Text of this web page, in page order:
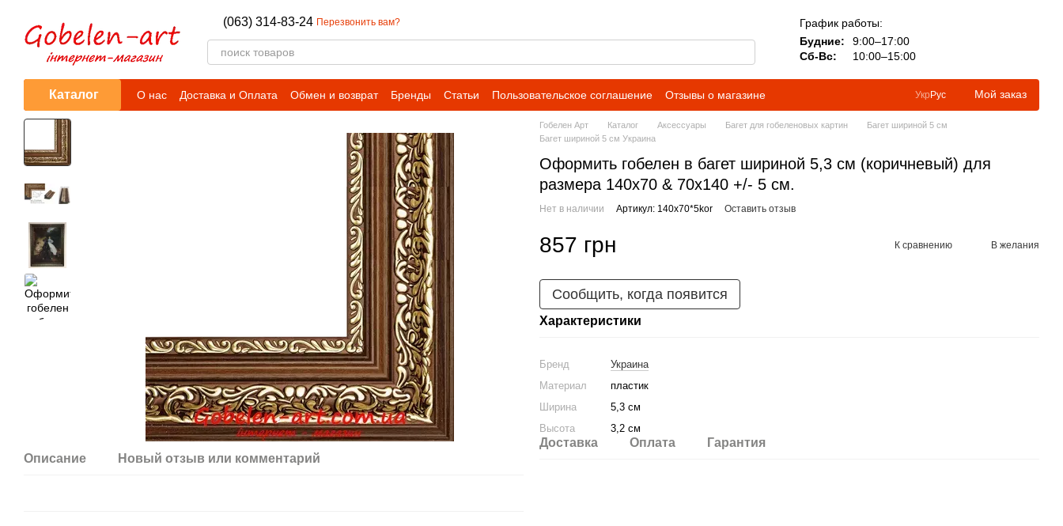
(063) 314-83-24 Перезвонить вам?
График работы:
Будние:
9:00–17:00
Сб-Вс:
10:00–15:00
Каталог О нас Доставка и Оплата Обмен и возврат Бренды Статьи Пользовательское соглашение
Отзывы о магазине
Контактная информация
Укр Рус Мой заказ
Описание Новый отзыв или комментарий
Гобелен Арт Каталог Аксессуары Багет для гобеленовых картин
Багет шириной 5 см
Багет шириной 5 см Украина
Оформить гобелен в багет шириной 5,3 см (коричневый) для
размера 140х70 & 70х140 +/- 5 см.
Нет в наличии Артикул: 140х70*5kor Оставить отзыв
857 грн К сравнению В желания
Сообщить, когда появится
Характеристики
Бренд
Украина
Материал
пластик
Ширина
5,3 см
Высота
3,2 см
Доставка Оплата Гарантия